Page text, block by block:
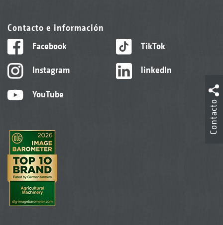
Contacto e información
Facebook
Instagram
YouTube
TikTok
linkedIn
Contacto